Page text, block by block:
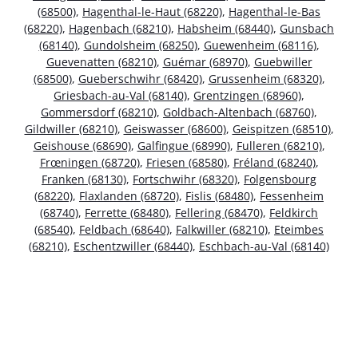
(68500), Hagenthal-le-Haut (68220), Hagenthal-le-Bas
(68220), Hagenbach (68210), Habsheim (68440), Gunsbach
(68140), Gundolsheim (68250), Guewenheim (68116),
Guevenatten (68210), Guémar (68970), Guebwiller
(68500), Gueberschwihr (68420), Grussenheim (68320),
Griesbach-au-Val (68140), Grentzingen (68960),
Gommersdorf (68210), Goldbach-Altenbach (68760),
Gildwiller (68210), Geiswasser (68600), Geispitzen (68510),
Geishouse (68690), Galfingue (68990), Fulleren (68210),
Frœningen (68720), Friesen (68580), Fréland (68240),
Franken (68130), Fortschwihr (68320), Folgensbourg
(68220), Flaxlanden (68720), Fislis (68480), Fessenheim
(68740), Ferrette (68480), Fellering (68470), Feldkirch
(68540), Feldbach (68640), Falkwiller (68210), Eteimbes
(68210), Eschentzwiller (68440), Eschbach-au-Val (68140)